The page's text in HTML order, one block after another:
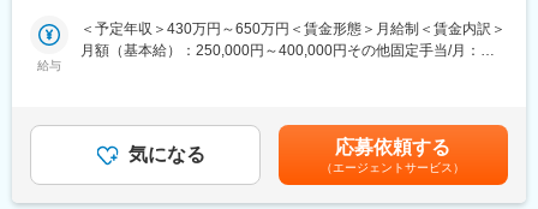
開発言語：JAVA、開発環境：Windows メイン
≪入社後の流れ≫
■組織、環境
・現在20名のエンジニア（客先常駐9名、社内委託業務担当4名、
る受注獲得にむけた、体制強化のための増員募集です。
■業務の流れ
（1）営業ないしは経営担当に同伴しエンジニアとして案件発注先
との打合せ
先（島田市）住所：静岡県島田市 受動喫煙対策：敷地内全面禁煙
変更の範囲：会社の定める事業所
給与
＜予定年収＞430万円～650万円＜賃金形態＞月給制＜賃金内訳＞
月額（基本給）：250,000円～400,000円その他固定手当/月：
PL→550‐750万■平均残業時間5時間分手当込み賃金はあくまでも
目安の金額であり、選考を通じて上下する可能性があります。月
給(月額)は固定手当を含めた表記です。
気になる 応募依頼する
（エージェントサービス）